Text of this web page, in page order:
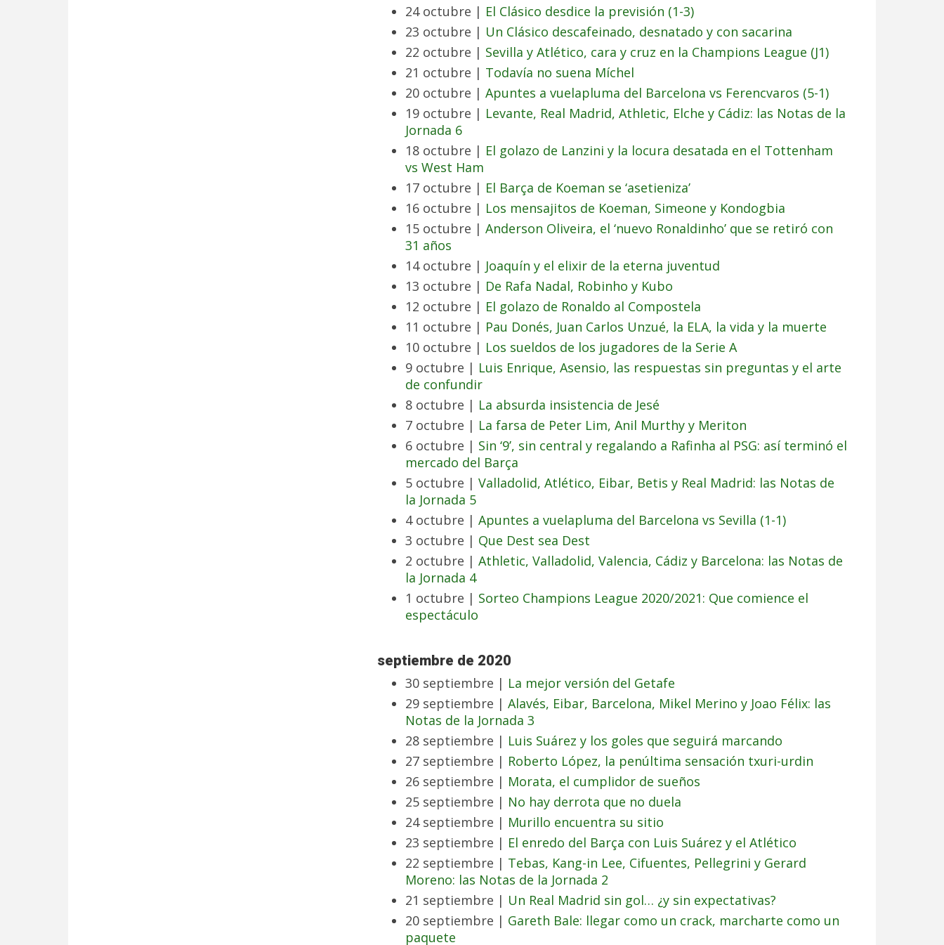
24 octubre | El Clásico desdice la previsión (1-3)
23 octubre | Un Clásico descafeinado, desnatado y con sacarina
22 octubre | Sevilla y Atlético, cara y cruz en la Champions League (J1)
21 octubre | Todavía no suena Míchel
20 octubre | Apuntes a vuelapluma del Barcelona vs Ferencvaros (5-1)
19 octubre | Levante, Real Madrid, Athletic, Elche y Cádiz: las Notas de la
Jornada 6
18 octubre | El golazo de Lanzini y la locura desatada en el Tottenham
vs West Ham
17 octubre | El Barça de Koeman se ‘asetieniza’
16 octubre | Los mensajitos de Koeman, Simeone y Kondogbia
15 octubre | Anderson Oliveira, el ‘nuevo Ronaldinho’ que se retiró con
31 años
14 octubre | Joaquín y el elixir de la eterna juventud
13 octubre | De Rafa Nadal, Robinho y Kubo
12 octubre | El golazo de Ronaldo al Compostela
11 octubre | Pau Donés, Juan Carlos Unzué, la ELA, la vida y la muerte
10 octubre | Los sueldos de los jugadores de la Serie A
9 octubre | Luis Enrique, Asensio, las respuestas sin preguntas y el arte
de confundir
8 octubre | La absurda insistencia de Jesé
7 octubre | La farsa de Peter Lim, Anil Murthy y Meriton
6 octubre | Sin ‘9’, sin central y regalando a Rafinha al PSG: así terminó el
mercado del Barça
5 octubre | Valladolid, Atlético, Eibar, Betis y Real Madrid: las Notas de
la Jornada 5
4 octubre | Apuntes a vuelapluma del Barcelona vs Sevilla (1-1)
3 octubre | Que Dest sea Dest
2 octubre | Athletic, Valladolid, Valencia, Cádiz y Barcelona: las Notas de
la Jornada 4
1 octubre | Sorteo Champions League 2020/2021: Que comience el
espectáculo
septiembre de 2020
30 septiembre | La mejor versión del Getafe
29 septiembre | Alavés, Eibar, Barcelona, Mikel Merino y Joao Félix: las
Notas de la Jornada 3
28 septiembre | Luis Suárez y los goles que seguirá marcando
27 septiembre | Roberto López, la penúltima sensación txuri-urdin
26 septiembre | Morata, el cumplidor de sueños
25 septiembre | No hay derrota que no duela
24 septiembre | Murillo encuentra su sitio
23 septiembre | El enredo del Barça con Luis Suárez y el Atlético
22 septiembre | Tebas, Kang-in Lee, Cifuentes, Pellegrini y Gerard
Moreno: las Notas de la Jornada 2
21 septiembre | Un Real Madrid sin gol… ¿y sin expectativas?
20 septiembre | Gareth Bale: llegar como un crack, marcharte como un
paquete